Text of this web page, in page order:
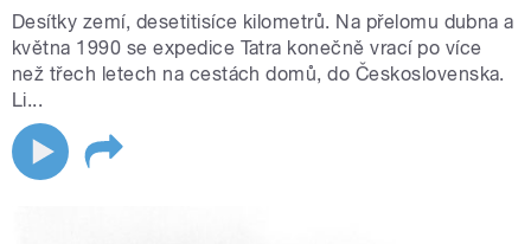
Desítky zemí, desetitisíce kilometrů. Na přelomu dubna a
května 1990 se expedice Tatra konečně vrací po více
než třech letech na cestách domů, do Československa.
Li...